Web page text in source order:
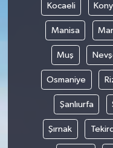
Kocaeli
Manisa
Muş
Osmaniye
Şanlıurfa
Şırnak